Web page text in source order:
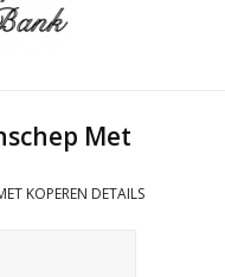
Met
KOPEREN DETAILS